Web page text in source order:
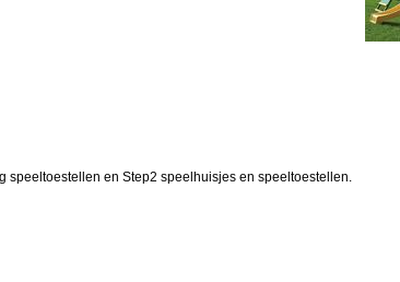
speeltoestellen en Step2 speelhuisjes en speeltoestellen.